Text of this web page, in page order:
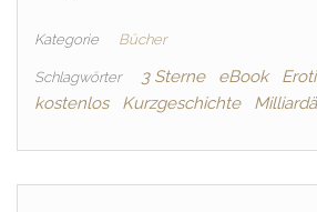
Kategorie Bücher
Schlagwörter 3 Sterne eBook
kostenlos
Kurzgeschichte